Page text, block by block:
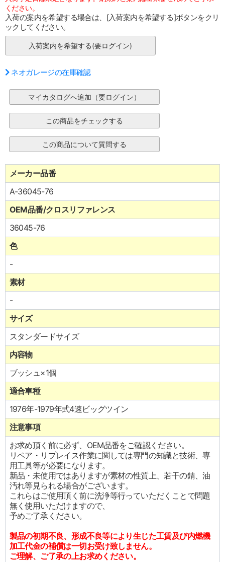
ください。
入荷の案内を希望する場合は、[入荷案内を希望する]ボタンをクリ
ックしてください。
ネオガレージの在庫確認
メーカー品番
A-36045-76
OEM品番/クロスリファレンス
36045-76
色
-
素材
-
サイズ
スタンダードサイズ
内容物
ブッシュ×1個
適合車種
1976年-1979年式4速ビッグツイン
注意事項
お求め頂く前に必ず、OEM品番をご確認ください。
リペア・リプレイス作業に関しては専門の知識と技術、専
用工具等が必要になります。
新品・未使用ではありますが素材の性質上、若干の錆、油
汚れ等見られる場合がございます。
これらはご使用頂く前に洗浄等行っていただくことで問題
無く使用いただけますので、
予めご了承ください。
製品の初期不良、形成不良等により生じた工賃及び内燃機
加工代金の補償は一切お受け致しません。
ご理解、ご了承の上お求めください。